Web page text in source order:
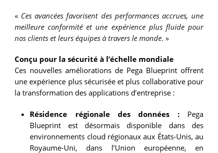
« Ces avancées favorisent des performances accrues, une
meilleure conformité et une expérience plus fluide pour
nos clients et leurs équipes à travers le monde. »
Conçu pour la sécurité à l’échelle mondiale
Ces nouvelles améliorations de Pega Blueprint offrent
une expérience plus sécurisée et plus collaborative pour
la transformation des applications d’entreprise :
Résidence régionale des données :Pega
Blueprint est désormais disponible dans des
environnements cloud régionaux aux États-Unis, au
Royaume-Uni, dans l’Union européenne, en